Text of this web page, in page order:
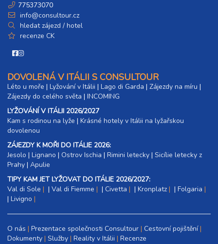
775373070
info@consultour.cz
hledat zájezd / hotel
recenze CK
DOVOLENÁ V ITÁLII S CONSULTOUR
Léto u moře | Lyžování v Itálii | Lago di Garda | Zájezdy na míru |
Zájezdy do celého světa | INCOMING
LYŽOVÁNÍ V ITÁLII 2026/2027
Kam s rodinou na lyže |​ Krásné hotely v Itálii na lyžařskou
dovolenou
ZÁJEZDY K MOŘI DO ITÁLIE 2026:
Jesolo | Lignano | Ostrov Ischia | Rimini letecky | Sicílie letecky z
Prahy | Apulie
TIPY KAM JET LYŽOVAT DO ITÁLIE 2026/2027:
Val di Sole
| Val di Fiemme | Civetta | Kronplatz | Folgaria
| Livigno
O nás Prezentace společnosti Consultour Cestovní pojištění
Dokumenty Služby Reality v Itálii Recenze